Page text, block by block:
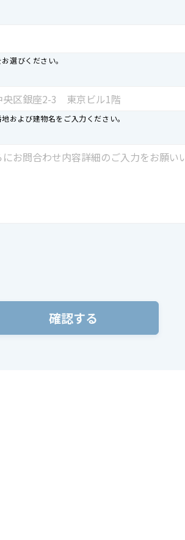
選びください。
および建物名をご入力ください。